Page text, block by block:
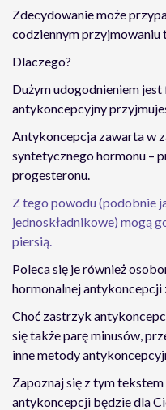
Zdecydowanie może
codziennym przyjmowaniu
Dlaczego?
Dużym udogodnieniem
antykoncepcyjny
Antykoncepcja zawarta w
syntetycznego hormonu –
progesteronu.
Z tego powodu (podobnie
jednoskładnikowe) mogą
piersią.
Poleca się je również
hormonalnej
Choć zastrzyk
się także parę minusów,
inne metody
Zapoznaj się z tym
antykoncepcji będzie dla